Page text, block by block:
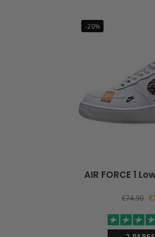
-20%
AIR FORCE 1
€74.90 €